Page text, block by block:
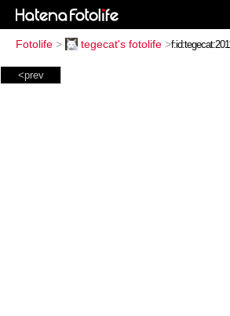
Fotolife > tegecat's fotolife >
<prev